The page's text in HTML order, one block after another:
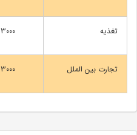
تغذیه ۳۰۰۰ دلار
تجارت بین الملل ۳۰۰۰ دلار